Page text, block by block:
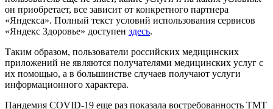
он приобретает, все зависит от конкретного партнера
«Яндекса». Полный текст условий использования сервисов
«Яндекс Здоровье» доступен здесь.
Таким образом, пользователи российских медицинских
приложений не являются получателями медицинских услуг с
их помощью, а в большинстве случаев получают услуги
информационного характера.
Пандемия COVID-19 еще раз показала востребованность ТМТ